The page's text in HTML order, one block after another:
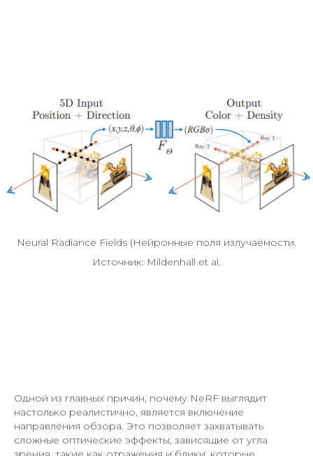
Neural Radiance Fields (Нейронные поля излучаемости.
Источник: Mildenhall et al.
Одной из главных причин, почему NeRF выглядит
настолько реалистично, является включение
направления обзора. Это позволяет захватывать
сложные оптические эффекты, зависящие от угла